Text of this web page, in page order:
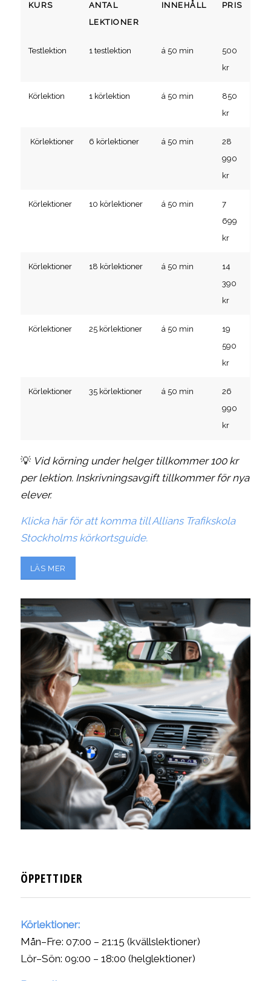
KURS
ANTAL
LEKTIONER
INNEHÅLL PRIS
Testlektion 1 testlektion á 50 min
500
kr
Körlektion 1 körlektion á 50 min
850
kr
Körlektioner 6 körlektioner á 50 min
28
990
kr
Körlektioner 10 körlektioner á 50 min
7
699
kr
Körlektioner 18 körlektioner á 50 min
14
390
kr
Körlektioner 25 körlektioner á 50 min
19
590
kr
Körlektioner 35 körlektioner á 50 min
26
990
kr
💡 Vid körning under helger tillkommer 100 kr
per lektion. Inskrivningsavgift tillkommer för nya
elever.
Klicka här för att komma till Allians Trafikskola
Stockholms körkortsguide.
LÄS MER
ÖPPETTIDER
Körlektioner:
Mån–Fre: 07:00 – 21:15 (kvällslektioner)
Lör–Sön: 09:00 – 18:00 (helglektioner)